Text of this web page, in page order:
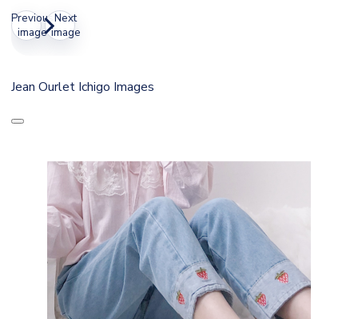
Previous
image
Next
image
Jean Ourlet Ichigo Images